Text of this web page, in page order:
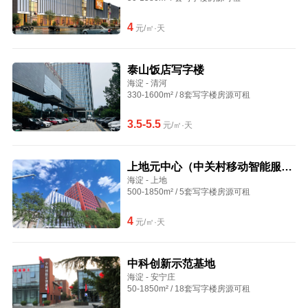
4元/㎡·天
泰山饭店写字楼
海淀 - 清河
330-1600m² / 8套写字楼房源可租
3.5-5.5元/㎡·天
上地元中心（中关村移动智能服务
创新园）
海淀 - 上地
500-1850m² / 5套写字楼房源可租
4元/㎡·天
中科创新示范基地
海淀 - 安宁庄
50-1850m² / 18套写字楼房源可租